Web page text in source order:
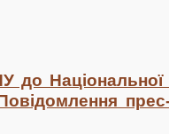
Національної